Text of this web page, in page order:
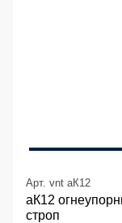
Арт. vnt аК12
аК12
строп